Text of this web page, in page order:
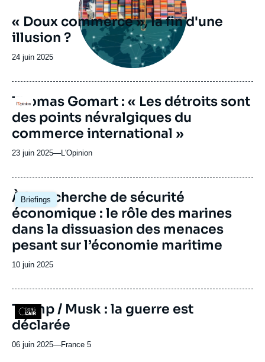
« Doux commerce », la fin d'une
illusion ?
Date
publication
24 juin 2025
Logo
URL
de
Dailymotion
Thomas Gomart : « Les détroits sont
des points névralgiques du
commerce international »
23 juin 2025—Nom
journal,
ou
émission
L'Opinion
Briefings
Image
principale
À la recherche de sécurité
économique : le rôle des marines
dans la dissuasion des menaces
pesant sur l’économie maritime
Date
publication
10 juin 2025
Logo
Trump / Musk : la guerre est
déclarée
06 juin 2025—Nom
France 5